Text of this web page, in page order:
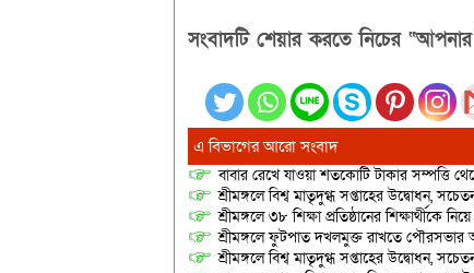
সংবাদটি শেয়ার করতে নিচের
এ বিভাগের আরো সংবাদ
বাবার রেখে যাওয়া শতকোটি টাকার সম্পত্তি
শ্রীমঙ্গলে বিশ্ব মাতৃদুগ্ধ সপ্তাহের উদ্বোধন,
শ্রীমঙ্গলে ৩৮ শিক্ষা প্রতিষ্ঠানের শিক্ষার্থীকে
শ্রীমঙ্গলে ফুটপাত দখলমুক্ত রাখতে পৌরসভার
শ্রীমঙ্গলে বিশ্ব মাতৃদুগ্ধ সপ্তাহের উদ্বোধন,